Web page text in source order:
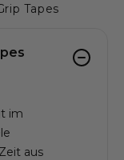
Tapes
im
aus